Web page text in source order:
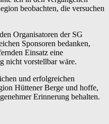
beobachten, die versuchen
Organisatoren der SG
Sponsoren bedanken,
Einsatz eine
nicht vorstellbar wäre.
und erfolgreichen
Hüttener Berge und hoffe,
Erinnerung behalten.